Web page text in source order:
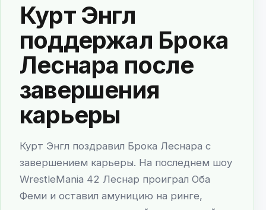
Курт Энгл
поддержал Брока
Леснара после
завершения
карьеры
Курт Энгл поздравил Брока Леснара с
завершением карьеры. На последнем шоу
WrestleMania 42 Леснар проиграл Оба
Феми и оставил амуницию на ринге,